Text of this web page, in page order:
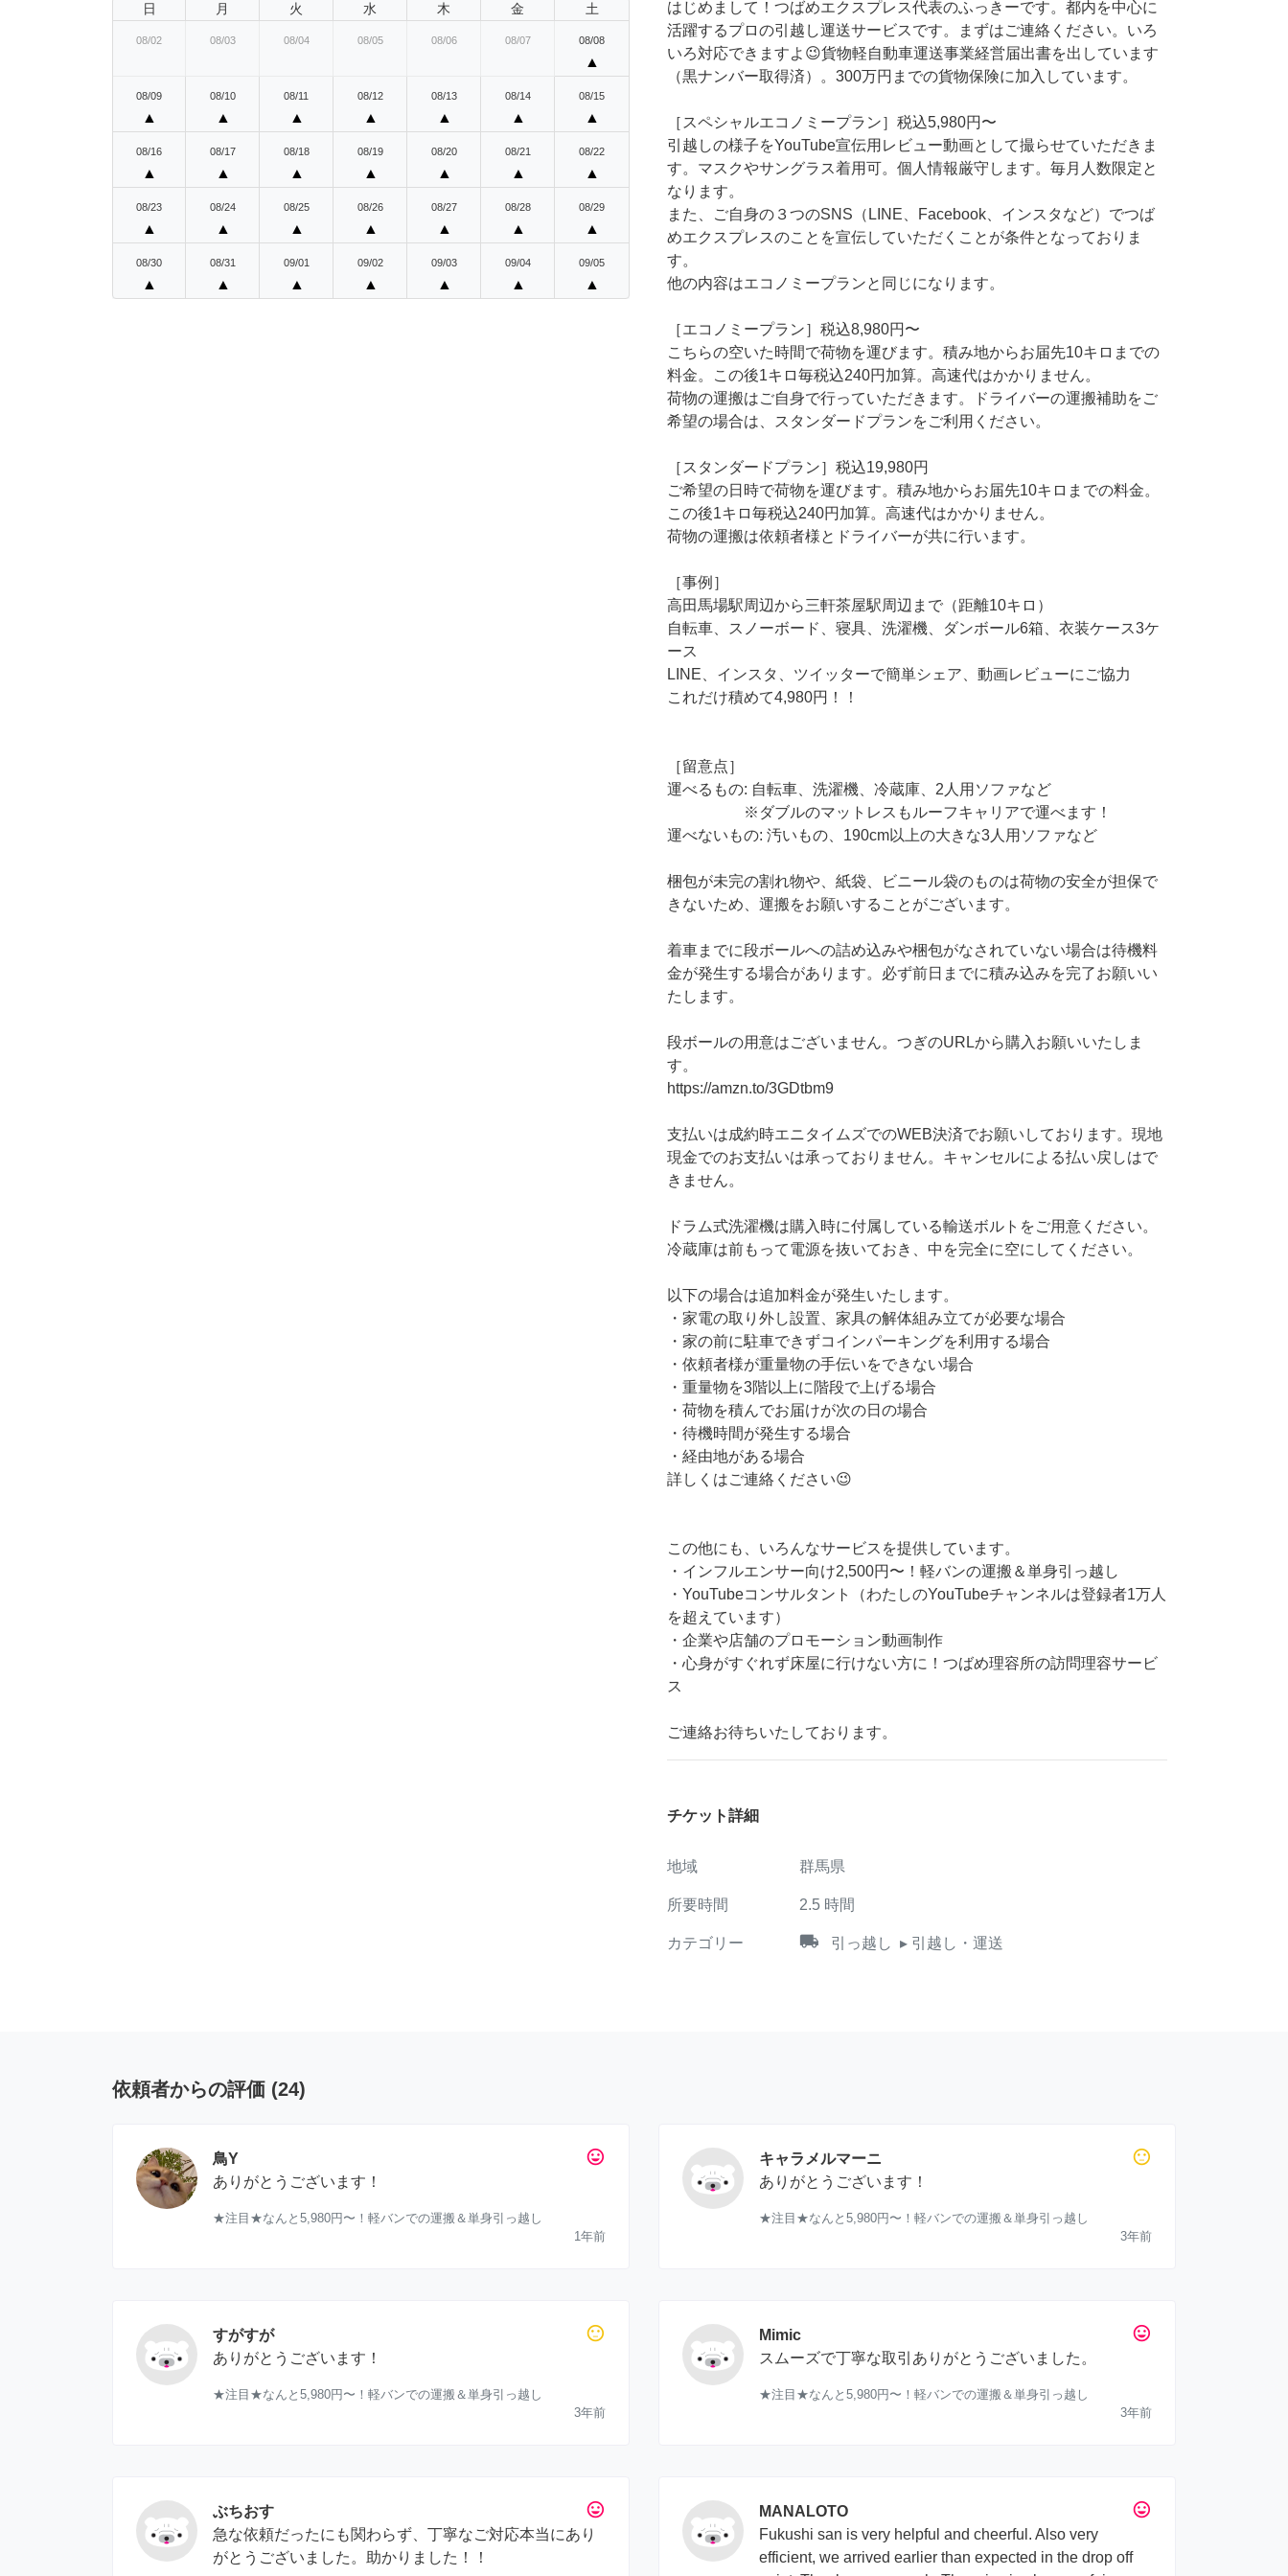
日 月 火 水 木 金 土
08/02 08/03 08/04 08/05 08/06 08/07 08/08
▲
08/09
▲
08/10
▲
08/11
▲
08/12
▲
08/13
▲
08/14
▲
08/15
▲
08/16
▲
08/17
▲
08/18
▲
08/19
▲
08/20
▲
08/21
▲
08/22
▲
08/23
▲
08/24
▲
08/25
▲
08/26
▲
08/27
▲
08/28
▲
08/29
▲
08/30
▲
08/31
▲
09/01
▲
09/02
▲
09/03
▲
09/04
▲
09/05
▲
はじめまして！つばめエクスプレス代表のふっきーです。都内を中心に
活躍するプロの引越し運送サービスです。まずはご連絡ください。いろ
いろ対応できますよ😉貨物軽自動車運送事業経営届出書を出しています
（黒ナンバー取得済）。300万円までの貨物保険に加入しています。
［スペシャルエコノミープラン］税込5,980円〜
引越しの様子をYouTube宣伝用レビュー動画として撮らせていただきま
す。マスクやサングラス着用可。個人情報厳守します。毎月人数限定と
なります。
また、ご自身の３つのSNS（LINE、Facebook、インスタなど）でつば
めエクスプレスのことを宣伝していただくことが条件となっておりま
す。
他の内容はエコノミープランと同じになります。
［エコノミープラン］税込8,980円〜
こちらの空いた時間で荷物を運びます。積み地からお届先10キロまでの
料金。この後1キロ毎税込240円加算。高速代はかかりません。
荷物の運搬はご自身で行っていただきます。ドライバーの運搬補助をご
希望の場合は、スタンダードプランをご利用ください。
［スタンダードプラン］税込19,980円
ご希望の日時で荷物を運びます。積み地からお届先10キロまでの料金。
この後1キロ毎税込240円加算。高速代はかかりません。
荷物の運搬は依頼者様とドライバーが共に行います。
［事例］
高田馬場駅周辺から三軒茶屋駅周辺まで（距離10キロ）
自転車、スノーボード、寝具、洗濯機、ダンボール6箱、衣装ケース3ケ
ース
LINE、インスタ、ツイッターで簡単シェア、動画レビューにご協力
これだけ積めて4,980円！！
［留意点］
運べるもの: 自転車、洗濯機、冷蔵庫、2人用ソファなど
※ダブルのマットレスもルーフキャリアで運べます！
運べないもの: 汚いもの、190cm以上の大きな3人用ソファなど
梱包が未完の割れ物や、紙袋、ビニール袋のものは荷物の安全が担保で
きないため、運搬をお願いすることがございます。
着車までに段ボールへの詰め込みや梱包がなされていない場合は待機料
金が発生する場合があります。必ず前日までに積み込みを完了お願いい
たします。
段ボールの用意はございません。つぎのURLから購入お願いいたしま
す。
https://amzn.to/3GDtbm9
支払いは成約時エニタイムズでのWEB決済でお願いしております。現地
現金でのお支払いは承っておりません。キャンセルによる払い戻しはで
きません。
ドラム式洗濯機は購入時に付属している輸送ボルトをご用意ください。
冷蔵庫は前もって電源を抜いておき、中を完全に空にしてください。
以下の場合は追加料金が発生いたします。
・家電の取り外し設置、家具の解体組み立てが必要な場合
・家の前に駐車できずコインパーキングを利用する場合
・依頼者様が重量物の手伝いをできない場合
・重量物を3階以上に階段で上げる場合
・荷物を積んでお届けが次の日の場合
・待機時間が発生する場合
・経由地がある場合
詳しくはご連絡ください😉
この他にも、いろんなサービスを提供しています。
・インフルエンサー向け2,500円〜！軽バンの運搬＆単身引っ越し
・YouTubeコンサルタント（わたしのYouTubeチャンネルは登録者1万人
を超えています）
・企業や店舗のプロモーション動画制作
・心身がすぐれず床屋に行けない方に！つばめ理容所の訪問理容サービ
ス
ご連絡お待ちいたしております。
チケット詳細
地域 群馬県
所要時間 2.5 時間
カテゴリー local_shipping 引っ越し ▸ 引越し・運送
依頼者からの評価 (24)
tag_faces
鳥Y
ありがとうございます！
★注目★なんと5,980円〜！軽バンでの運搬＆単身引っ越し
1年前
sentiment_neutral
キャラメルマーニ
ありがとうございます！
★注目★なんと5,980円〜！軽バンでの運搬＆単身引っ越し
3年前
sentiment_neutral
すがすが
ありがとうございます！
★注目★なんと5,980円〜！軽バンでの運搬＆単身引っ越し
3年前
tag_faces
Mimic
スムーズで丁寧な取引ありがとうございました。
★注目★なんと5,980円〜！軽バンでの運搬＆単身引っ越し
3年前
tag_faces
ぶちおす
急な依頼だったにも関わらず、丁寧なご対応本当にあり
がとうございました。助かりました！！
tag_faces
MANALOTO
Fukushi san is very helpful and cheerful. Also very
efficient, we arrived earlier than expected in the drop off